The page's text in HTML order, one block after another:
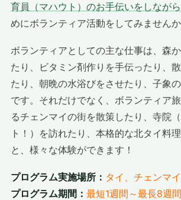
育員（マハウト）のお手伝いをしながら
めにボランティア活動をしてみませんか
ボランティアとしての主な仕事は、森
たり、ビタミン剤作りを手伝ったり、
たり、朝晩の水浴びをさせたり、子象
です。それだけでなく、ボランティア
るチェンマイの街を散策したり、寺院
ト！）を訪れたり、本格的な北タイ料
と、様々な体験ができます！
プログラム実施場所： タイ、チェンマイ
プログラム期間： 最短1週間～最長8週間